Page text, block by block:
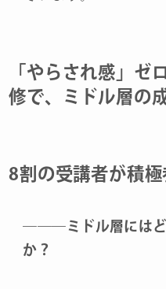
「やらされ感」ゼ
修で、ミドル層の
8割の受講者が積極
――― ミドル層には
か？